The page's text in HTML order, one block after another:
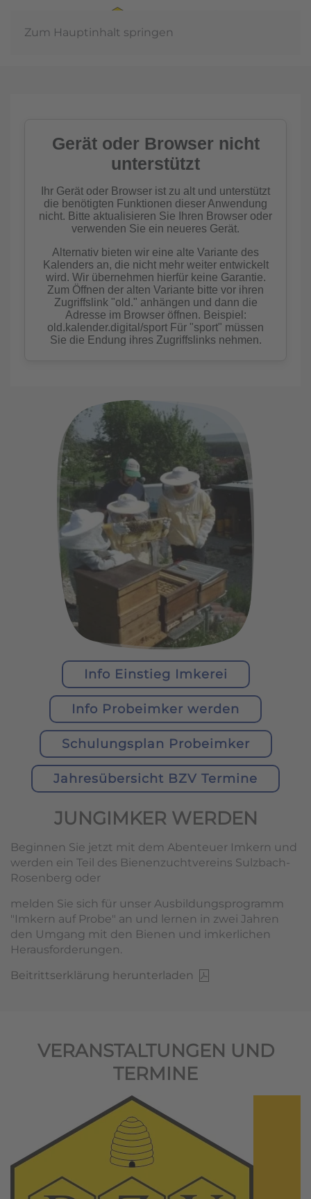
Zum Hauptinhalt springen
mehr erfahren
Info Einstieg Imkerei
Info Probeimker werden
Schulungsplan Probeimker
Jahresübersicht BZV Termine
JUNGIMKER WERDEN
Beginnen Sie jetzt mit dem Abenteuer Imkern und
werden ein Teil des Bienenzuchtvereins Sulzbach-
Rosenberg oder
melden Sie sich für unser Ausbildungsprogramm
"Imkern auf Probe" an und lernen in zwei Jahren
den Umgang mit den Bienen und imkerlichen
Herausforderungen.
Beitrittserklärung herunterladen
VERANSTALTUNGEN UND
TERMINE